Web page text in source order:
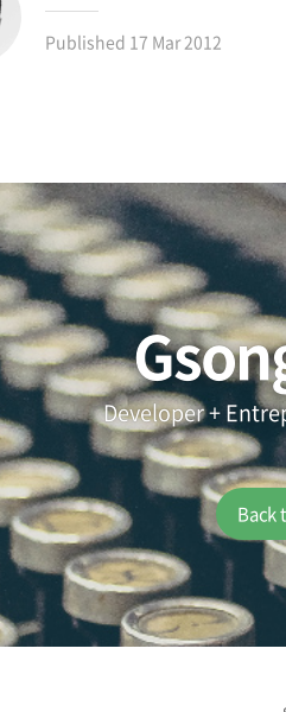
Published 17 Mar 2012
Developer +
Back